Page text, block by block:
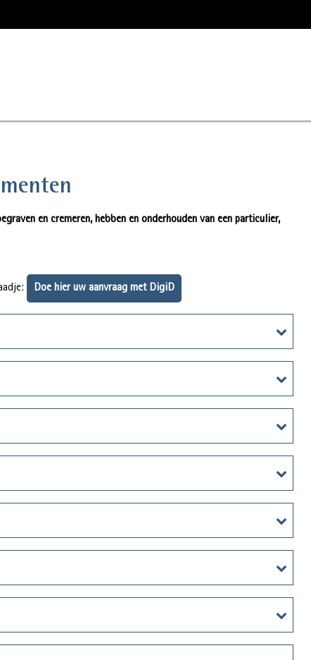
en cremeren, hebben en onderhouden van een particulier,
Doe hier uw aanvraag met DigiD